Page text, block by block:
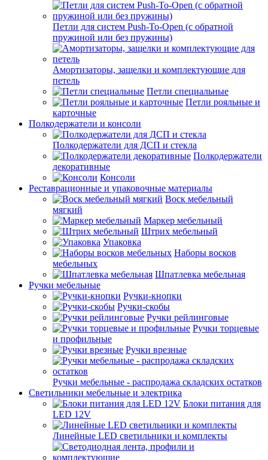
Петли для систем Push-To-Open (с обратной
пружиной или без пружины)
Амортизаторы, защелки и комплектующие для
петель
Петли специальные
Петли рояльные и
карточные
Полкодержатели и консоли
Полкодержатели для ДСП и стекла
Полкодержатели
декоративные
Консоли
Реставрационные и упаковочные материалы
Воск мебельный
мягкий
Маркер мебельный
Штрих мебельный
Упаковка
Наборы восков
мебельных
Шпатлевка мебельная
Ручки мебельные
Ручки-кнопки
Ручки-скобы
Ручки рейлинговые
Ручки торцевые
и профильные
Ручки врезные
Ручки мебельные - распродажа складских остатков
Светильники мебельные и электрика
Блоки питания для
LED 12V
Линейные LED светильники и комплекты